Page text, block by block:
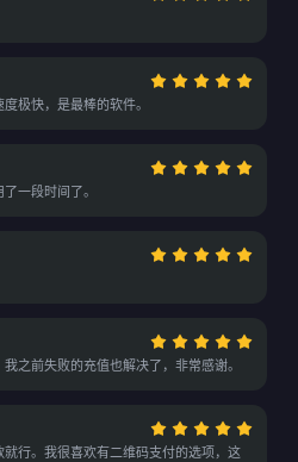
极快，是最棒的软件。
一段时间了。
之前失败的充值也解决了，非常感谢。
行。我很喜欢有二维码支付的选项，这